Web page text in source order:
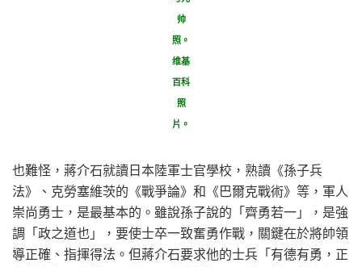
帅
照。
维基
百科
照
片。
也難怪，蔣介石就讀日本陸軍士官學校，熟讀《孫子兵
法》、克勞塞維茨的《戰爭論》和《巴爾克戰術》等，軍人
崇尚勇士，是最基本的。雖說孫子說的「齊勇若一」，是強
調「政之道也」，要使士卒一致奮勇作戰，關鍵在於將帥領
導正確、指揮得法。但蔣介石要求他的士兵「有德有勇，正